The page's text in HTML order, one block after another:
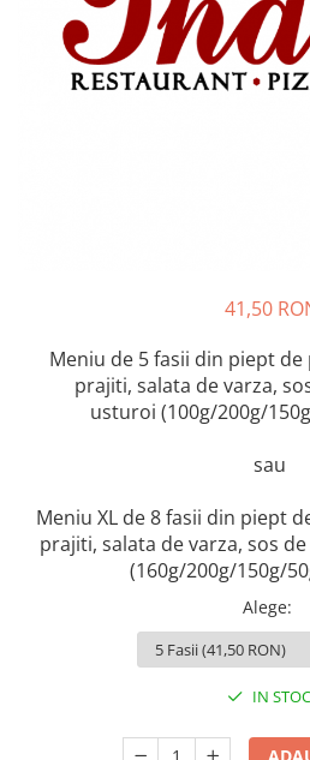
Garnituri
41,50
Meniu de 5 fasii din piept
prajiti, salata de varza,
usturoi (100g/200g/
sau
Meniu XL de 8 fasii din piept
prajiti, salata de varza, sos
(160g/200g/150g/
Alege:
IN STOC